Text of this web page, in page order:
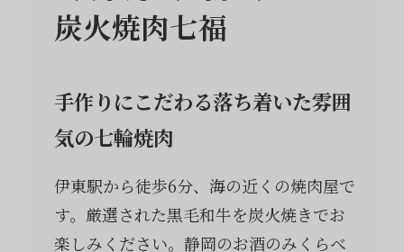
炭火焼肉七福
手作りにこだわる落ち着いた雰囲
気の七輪焼肉
伊東駅から徒歩6分、海の近くの焼肉屋で
す。厳選された黒毛和牛を炭火焼きでお
楽しみください。静岡のお酒のみくらべ